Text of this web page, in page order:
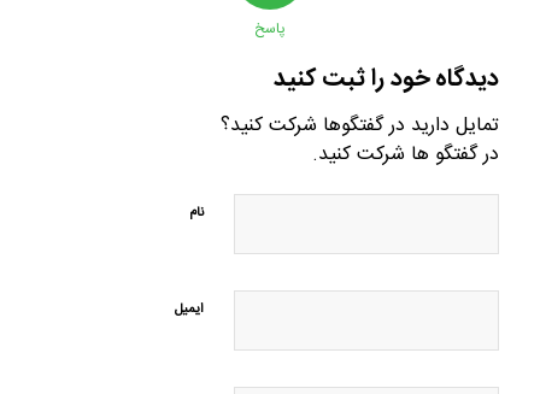
پاسخ
دیدگاه خود را ثبت کنید
تمایل دارید در گفتگوها شرکت کنید؟
در گفتگو ها شرکت کنید.
نام
ایمیل